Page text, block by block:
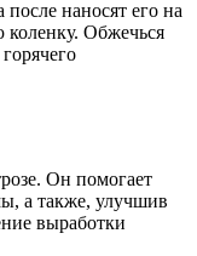
наносят его на
Обжечься
Он помогает
а также, улучшив
выработки